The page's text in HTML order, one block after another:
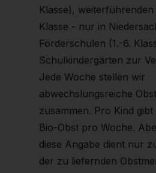
Klasse),
Klasse - nur in
Förderschulen (1.-6.
Schulkindergärten zur
Jede Woche stellen wir
abwechslungsreiche
zusammen. Pro Kind
Bio-Obst pro Woche.
diese Angabe dient nur
der zu liefernden